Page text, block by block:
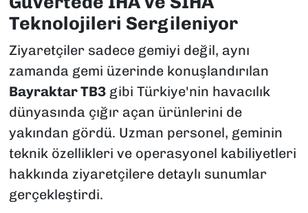
Teknolojileri Sergileniyor
Ziyaretçiler sadece gemiyi değil, aynı
zamanda gemi üzerinde konuşlandırılan
Bayraktar TB3gibi Türkiye'nin havacılık
dünyasında çığır açan ürünlerini de
yakından gördü. Uzman personel, geminin
teknik özellikleri ve operasyonel kabiliyetleri
hakkında ziyaretçilere detaylı sunumlar
gerçekleştirdi.